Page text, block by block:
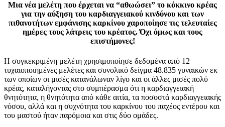
Μια νέα μελέτη που έρχεται να “αθωώσει” το κόκκινο κρέας
για την αύξηση του καρδιαγγειακού κινδύνου και των
πιθανοτήτων εμφάνισης καρκίνου χαροποίησε τις τελευταίες
ημέρες τους λάτρεις του κρέατος. Όχι όμως και τους
επιστήμονες!
Η συγκεκριμένη μελέτη χρησιμοποίησε δεδομένα από 12
τυχαιοποιημένες μελέτες και συνολικό δείγμα 48.835 γυναικών εκ
των οποίων οι μισές κατανάλωναν λίγο και οι άλλες μισές πολύ
κρέας, καταλήγοντας στο συμπέρασμα ότι η καρδιαγγειακή
θνητότητα, η θνητότητα από κάθε αιτία, τα ποσοστά καρδιαγγειακής
νόσου, αλλά και η συχνότητα του καρκίνου του παχέος εντέρου και
του μαστού ήταν παρόμοια και στις δύο ομάδες.